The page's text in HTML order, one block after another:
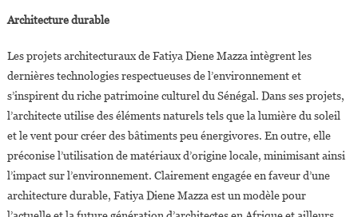
Architecture durable
Les projets architecturaux de Fatiya Diene Mazza intègrent les
dernières technologies respectueuses de l’environnement et
s’inspirent du riche patrimoine culturel du Sénégal. Dans ses projets,
l’architecte utilise des éléments naturels tels que la lumière du soleil
et le vent pour créer des bâtiments peu énergivores. En outre, elle
préconise l’utilisation de matériaux d’origine locale, minimisant ainsi
l’impact sur l’environnement. Clairement engagée en faveur d’une
architecture durable, Fatiya Diene Mazza est un modèle pour